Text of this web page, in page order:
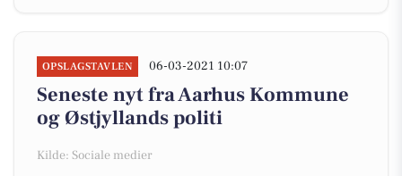
OPSLAGSTAVLEN 06-03-2021 10:07
Seneste nyt fra Aarhus Kommune
og Østjyllands politi
Kilde: Sociale medier